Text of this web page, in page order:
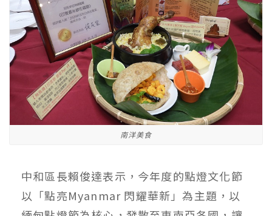
南洋美食
中和區長賴俊達表示，今年度的點燈文化節
以「點亮Myanmar 閃耀華新」為主題，以